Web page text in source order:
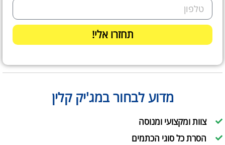
תחזרו אלי!
מדוע לבחור במג'יק קלין
צוות ומקצועי ומנוסה
הסרת כל סוגי הכתמים